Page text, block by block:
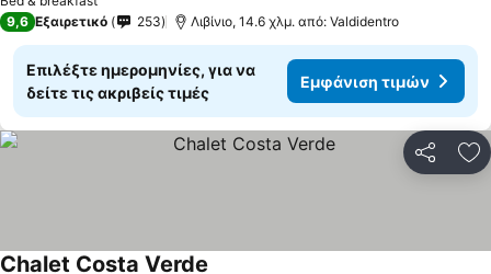
9,6 Εξαιρετικό 253 Λιβίνιο, 14.6 χλμ. από: Valdidentro
Επιλέξτε ημερομηνίες, για να
δείτε τις ακριβείς τιμές
Εμφάνιση τιμών
Chalet Costa Verde